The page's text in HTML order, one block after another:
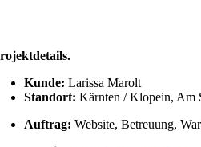
.
Kunde:Larissa Marolt
Standort: Kärnten / Klopein, Am
Auftrag: Website, Betreuung,